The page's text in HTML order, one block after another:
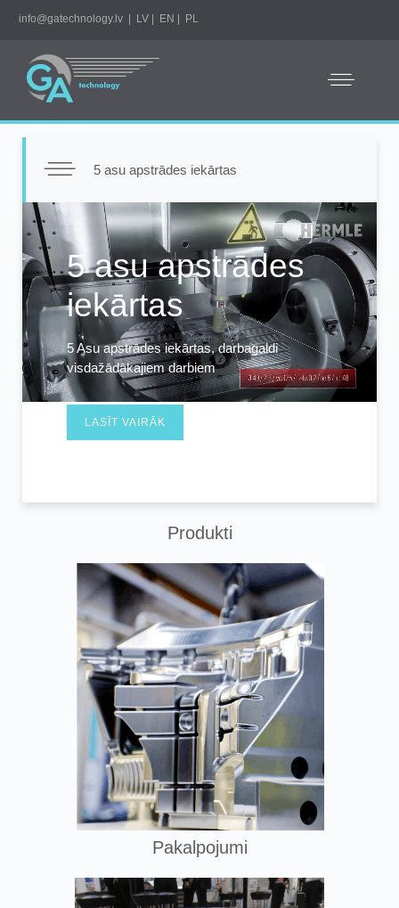
info@gatechnology.lv LV EN PL
5 asu apstrādes iekārtas
Video
Player
5 asu apstrādes
iekārtas
5 Asu apstrādes iekārtas, darbagaldi
visdažādākajiem darbiem
LASĪT VAIRĀK
Produkti
Pakalpojumi